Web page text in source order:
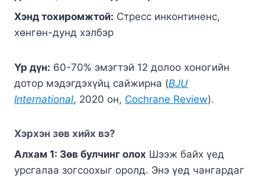
Хэнд тохиромжтой: Стресс инконтиненс,
хөнгөн-дунд хэлбэр
Үр дүн: 60-70% эмэгтэй 12 долоо хоногийн
дотор мэдэгдэхүйц сайжирна (BJU
International, 2020 он, Cochrane Review).
Хэрхэн зөв хийх вэ?
Алхам 1: Зөв булчинг олох Шээж байх үед
урсгалаа зогсоохыг оролд. Энэ үед чангардаг